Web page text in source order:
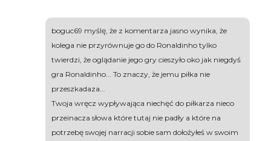
boguc69 myślę, że z komentarza jasno wynika, że
kolega nie przyrównuje go do Ronaldinho tylko
twierdzi, że oglądanie jego gry cieszyło oko jak niegdyś
gra Ronaldinho... To znaczy, że jemu piłka nie
przeszkadaza...
Twoja wręcz wypływająca niechęć do piłkarza nieco
przeinacza słowa które tutaj nie padły a które na
potrzebę swojej narracji sobie sam dołożyłeś w swoim